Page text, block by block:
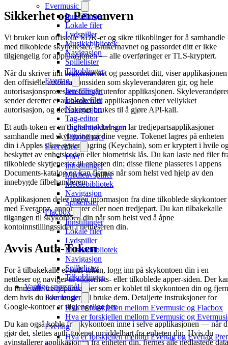
Evermusic
Innstillinger
Lokale filer
Lydspiller
Musikkbibliotek
Navigasjon
Spillelister
Tilkoblinger
Evertag
Innstillinger
Lokale filer
Navigasjon
Tag-editor
Tagfelttilordninger
Tilkoblinger
Evervideo
Filer
Innstillinger
Medieavspiller
Mediebibliotek
Navigasjon
Spillelister
Flacbox
Innstillinger
Lokale filer
Lydspiller
Musikkbibliotek
Navigasjon
Spillelister
Tilkoblinger
Vanlige spørsmål
Evermusic
Hva er forskjellen mellom Evermusic og Flacbox
Hva er forskjellen mellom Evermusic og
Evertag
Hva er forskjellen mellom Evertag og Evertag
Sikkerhet og Personvern
Vi bruker kun offisielle SDK-er og sikre tilkoblinger for å samhandle
med tilkoblede skytjenester. Brukernavnet og passordet ditt er ikke
tilgjengelig for applikasjonen — alle overføringer er TLS-kryptert.
Når du skriver inn brukernavnet og passordet ditt, viser applikasjonen
den offisielle autorisasjonssiden som skyleverandøren gir, og hele
autorisasjonsprosessen foregår utenfor applikasjonen.
sender deretter et auth-token til applikasjonen etter vellykket
autorisasjon, og det tokenet brukes til å gjøre API-kall.
Et auth-token er en digital nøkkel som lar tredjepartsapplikasjoner
samhandle med skylagring på dine vegne. Tokenet lagres på enheten
din i Apples sikre systemlagring (Keychain), som er kryptert i hvile
beskyttet av enhetskoden eller biometrisk lås. Du kan laste ned filer
tilkoblede skytjenester til enheten din; disse filene plasseres i appens
Documents-katalog og kan fjernes når som helst ved hjelp av den
innebygde filbehandleren.
Applikasjonen deler ingen informasjon fra dine tilkoblede skykontoer
med Everappz, annonsører eller noen tredjepart. Du kan tilbakekalle
tilgangen til skykontoen din når som helst ved å åpne
kontoinnstillingssiden i nettleseren din.
Avvis Auth-Token
For å tilbakekalle et auth-token, logg inn på skykontoen din i en
nettleser og naviger til sikkerhets- eller tilkoblede apper-siden. Der
du finne alle tredjepartsapper som er koblet til skykontoen din og
dem hvis du ikke lenger vil bruke dem. Detaljerte instruksjoner for
Google-kontoer er tilgjengeligeher.
Du kan også koble fra skykontoen inne i selve applikasjonen — når
gjør det, slettes auth-tokenet umiddelbart fra enheten din. Hvis du
avinstallerer applikasjonen fra enheten din, fjernes alle nedlastede data